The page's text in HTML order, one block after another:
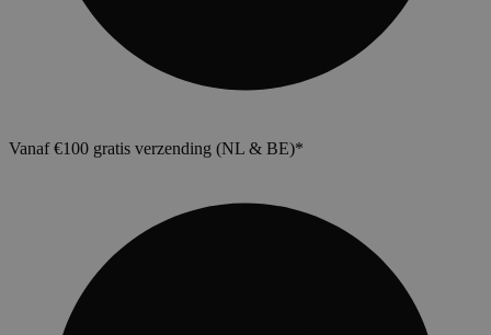
Vanaf €100 gratis verzending (NL & BE)*